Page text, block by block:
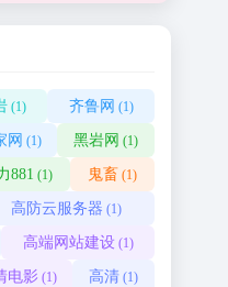
(1) 齐鲁网 (1)
网 (1) 黑岩网 (1)
881 (1) 鬼畜 (1)
高防云服务器 (1)
高端网站建设(1)
电影 (1) 高清 (1)